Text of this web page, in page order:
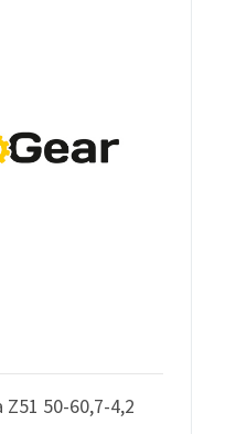
50-60,7-4,2